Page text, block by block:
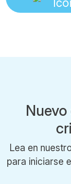
Lea en
para iniciarse